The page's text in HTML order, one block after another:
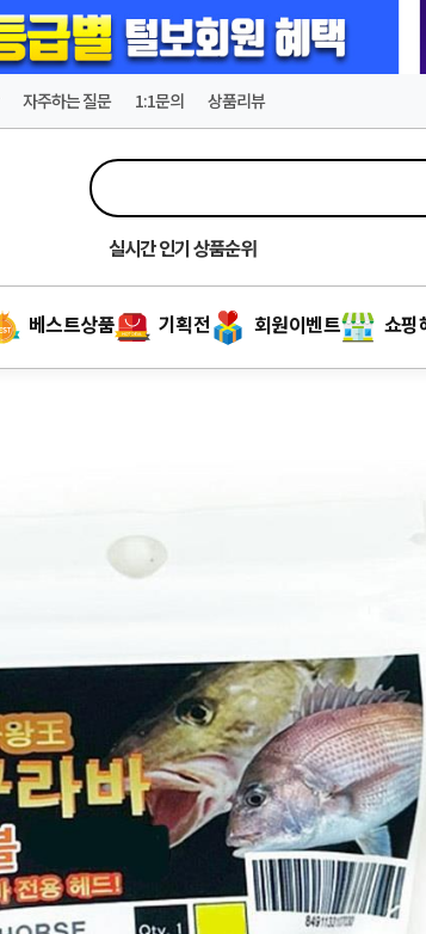
자주하는 질문 1:1문의 상품리뷰
실시간인기 상품순위
베스트상품 기획전 회원이벤트 쇼핑